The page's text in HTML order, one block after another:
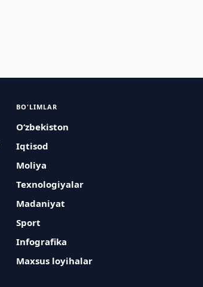
BO'LIMLAR
O‘zbekiston
Iqtisod
Moliya
Texnologiyalar
Madaniyat
Sport
Infografika
Maxsus loyihalar